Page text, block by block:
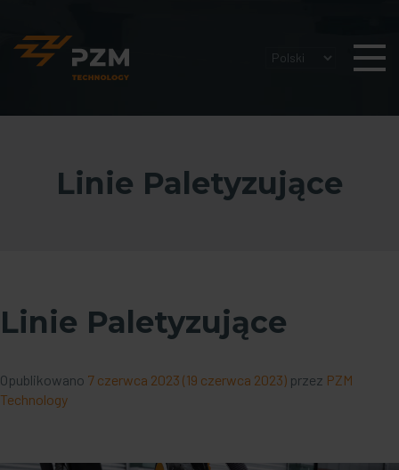
Linie Paletyzujące
Linie Paletyzujące
Opublikowano 7 czerwca 2023 (19 czerwca 2023) przez PZM
Technology